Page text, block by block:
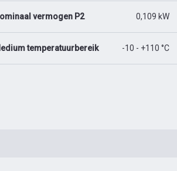
vermogen P2 0,109 kW
temperatuurbereik -10 - +110 °C